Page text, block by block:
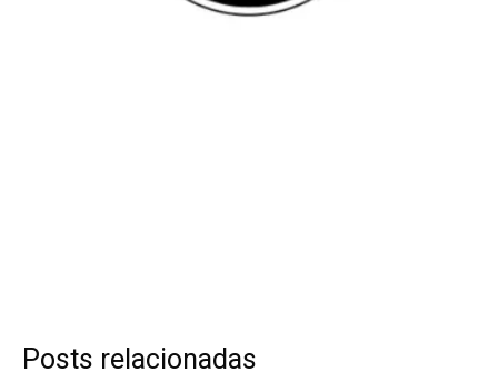
Posts relacionadas